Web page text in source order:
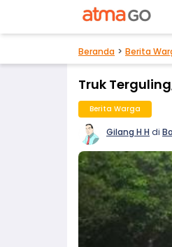
Beranda Berita
Truk
Berita Warga
Gilang H H di